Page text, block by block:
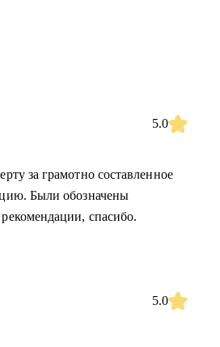
5.0
за грамотно составленное
Были обозначены
спасибо.
5.0